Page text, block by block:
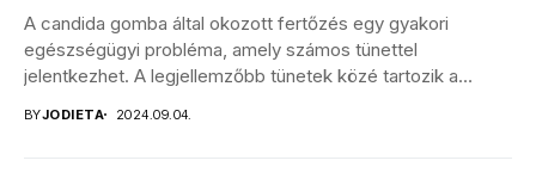
A candida gomba által okozott fertőzés egy gyakori
egészségügyi probléma, amely számos tünettel
jelentkezhet. A legjellemzőbb tünetek közé tartozik a
BYJODIETA 2024.09.04.